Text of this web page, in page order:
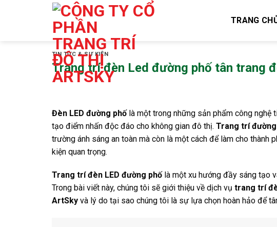
TRANG
TIN TỨC & SỰ KIỆN
Trang trí đèn Led đường phố tân trang
Đèn LED đường phốlà một trong những sản phẩm công nghệ
tạo điểm nhấn độc đáo cho không gian đô thị. Trang trí đường
trường ánh sáng an toàn mà còn là một cách để làm cho
kiện quan trọng.
Trang trí đèn LED đường phốlà một xu hướng đầy sáng tạo
Trong bài viết này, chúng tôi sẽ giới thiệu về dịch vụ trang trí
ArtSkyvà lý do tại sao chúng tôi là sự lựa chọn hoàn hảo để